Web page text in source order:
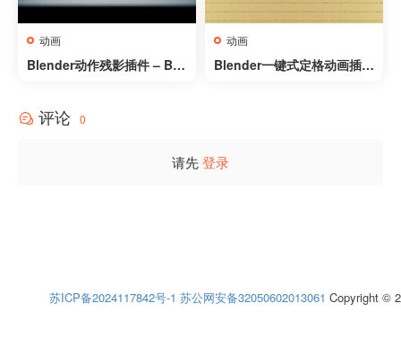
动画
Blender动作残影插件 – Bre
动画
Blender一键式定格动画插件
评论 0
请先登录
苏ICP备2024117842号-1 苏公网安备32050602013061 Copyright ©